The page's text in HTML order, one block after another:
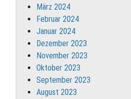
März 2024
Februar 2024
Januar 2024
Dezember 2023
November 2023
Oktober 2023
September 2023
August 2023